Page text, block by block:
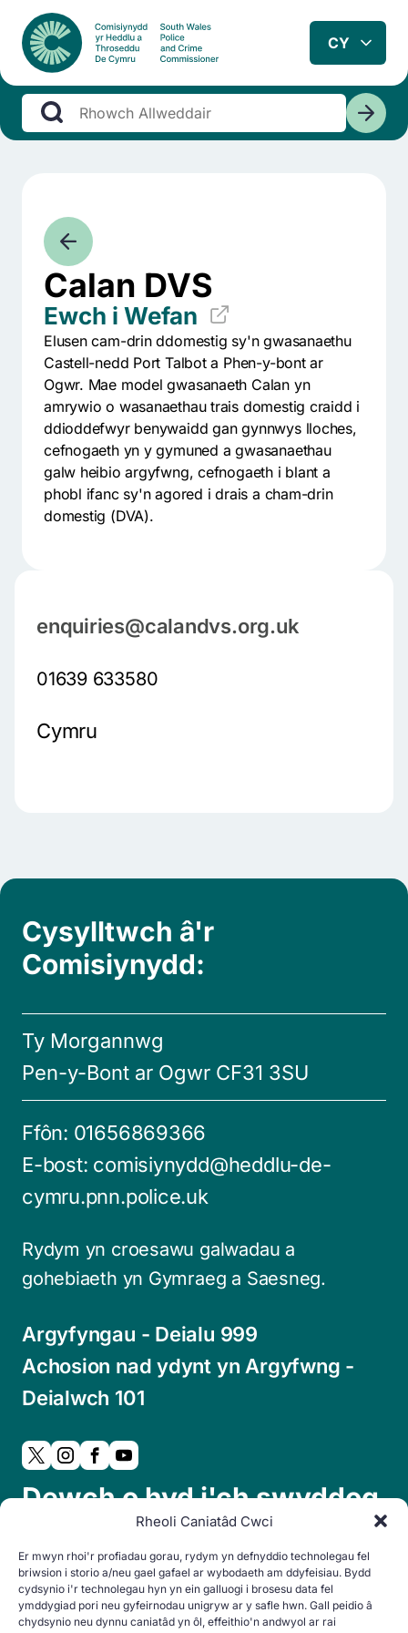
Rheoli Caniatâd Cwci
Er mwyn rhoi'r profiadau gorau, rydym yn defnyddio technolegau fel
briwsion i storio a/neu gael gafael ar wybodaeth am ddyfeisiau. Bydd
cydsynio i'r technolegau hyn yn ein galluogi i brosesu data fel
ymddygiad pori neu gyfeirnodau unigryw ar y safle hwn. Gall peidio â
chydsynio neu dynnu caniatâd yn ôl, effeithio'n andwyol ar rai
Calan DVS
Ewch i Wefan
Elusen cam-drin ddomestig sy'n gwasanaethu
Castell-nedd Port Talbot a Phen-y-bont ar
Ogwr. Mae model gwasanaeth Calan yn
amrywio o wasanaethau trais domestig craidd i
ddioddefwyr benywaidd gan gynnwys lloches,
cefnogaeth yn y gymuned a gwasanaethau
galw heibio argyfwng, cefnogaeth i blant a
phobl ifanc sy'n agored i drais a cham-drin
domestig (DVA).
enquiries@calandvs.org.uk
01639 633580
Cymru
Cysylltwch â'r
Comisiynydd:
Ty Morgannwg
Pen-y-Bont ar Ogwr CF31 3SU
Ffôn: 01656869366
E-bost: comisiynydd@heddlu-de-
cymru.pnn.police.uk
Rydym yn croesawu galwadau a
gohebiaeth yn Gymraeg a Saesneg.
Argyfyngau - Deialu 999
Achosion nad ydynt yn Argyfwng -
Deialwch 101
Dewch o hyd i'ch swyddog
cymdogaeth lleol: